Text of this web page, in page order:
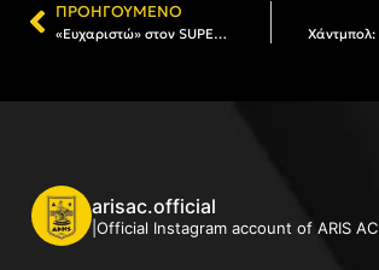
ΠΡΟΗΓΟΎΜΕΝΟ
«Ευχαριστώ» στον SUPER 3 Δράμας
arisac.official
|Official Instagram account of ARIS AC|